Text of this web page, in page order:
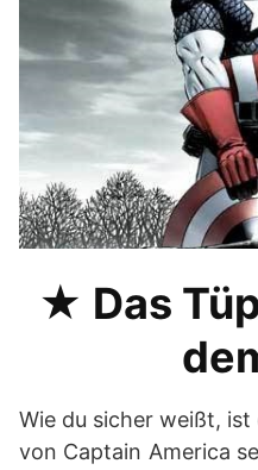
★ Das
Wie du sicher weißt,
von Captain America